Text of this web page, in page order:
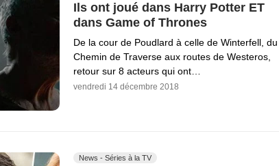
Ils ont joué dans Harry Potter ET
dans Game of Thrones
De la cour de Poudlard à celle de Winterfell, du
Chemin de Traverse aux routes de Westeros,
retour sur 8 acteurs qui ont…
vendredi 14 décembre 2018
News - Séries à la TV